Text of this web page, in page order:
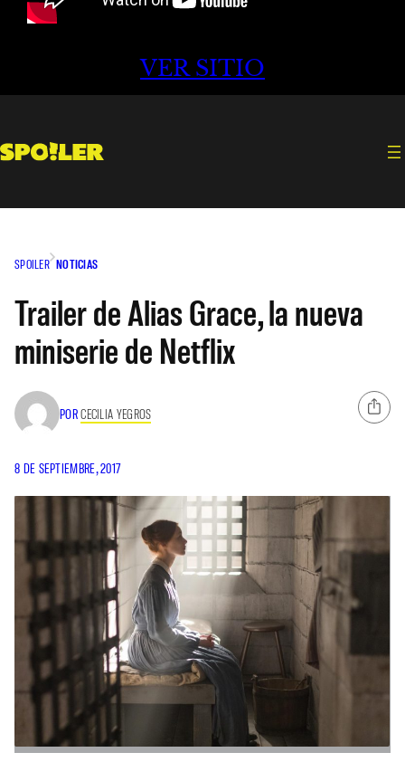
VER SITIO
SPOILER NOTICIAS
Trailer de Alias Grace, la nueva
miniserie de Netflix
PORCECILIA YEGROS
8 DE SEPTIEMBRE, 2017